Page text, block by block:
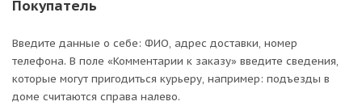
Покупатель
Введите данные о себе: ФИО, адрес доставки, номер
телефона. В поле «Комментарии к заказу» введите сведения,
которые могут пригодиться курьеру, например: подъезды в
доме считаются справа налево.